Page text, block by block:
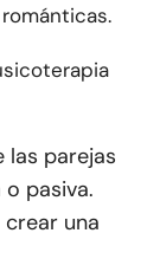
las parejas
pasiva.
una